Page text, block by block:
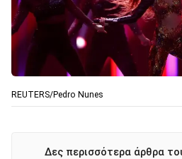
REUTERS/Pedro Nunes
Δες περισσότερα άρθρα